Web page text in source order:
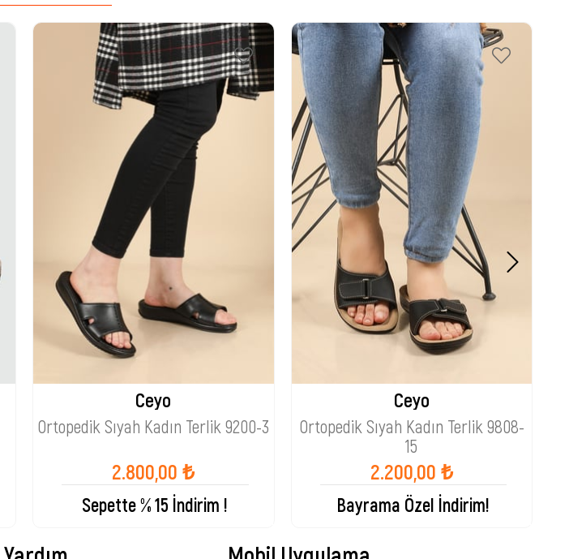
Ceyo
Ortopedik Sıyah Kadın Terlik 9200-3
2.800,00 ₺
Sepette % 15 İndirim !
Ceyo
Ortopedik Sıyah Kadın Terlik 9808-
15
2.200,00 ₺
Bayrama Özel İndirim!